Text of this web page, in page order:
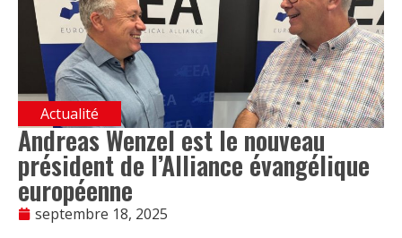
Actualité
Andreas Wenzel est le nouveau
président de l’Alliance évangélique
européenne
septembre 18, 2025